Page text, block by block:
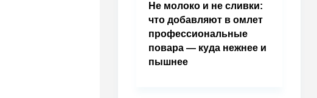
Не молоко и не сливки:
что добавляют в омлет
профессиональные
повара — куда нежнее и
пышнее